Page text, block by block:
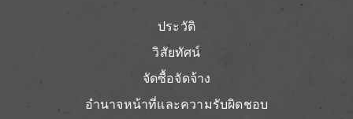
ประวัติ
วิสัยทัศน์
จัดซื้อจัดจ้าง
อำนาจหน้าที่และความรับผิดชอบ